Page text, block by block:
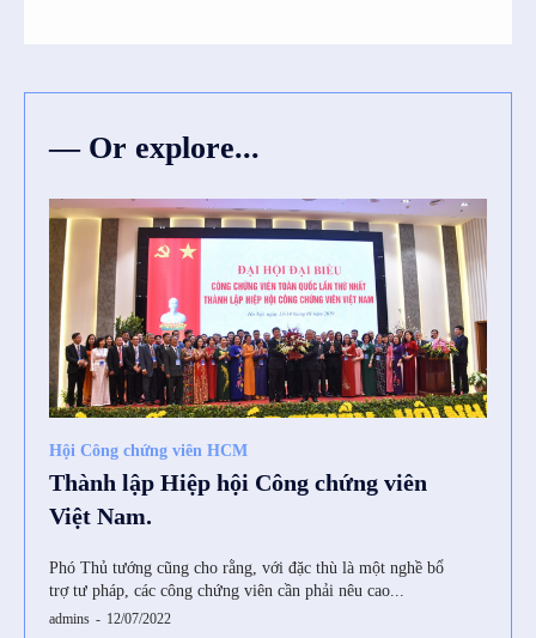
― Or explore...
Hội Công chứng viên HCM
Thành lập Hiệp hội Công chứng viên
Việt Nam.
Phó Thủ tướng cũng cho rằng, với đặc thù là một nghề bổ
trợ tư pháp, các công chứng viên cần phải nêu cao...
admins - 12/07/2022